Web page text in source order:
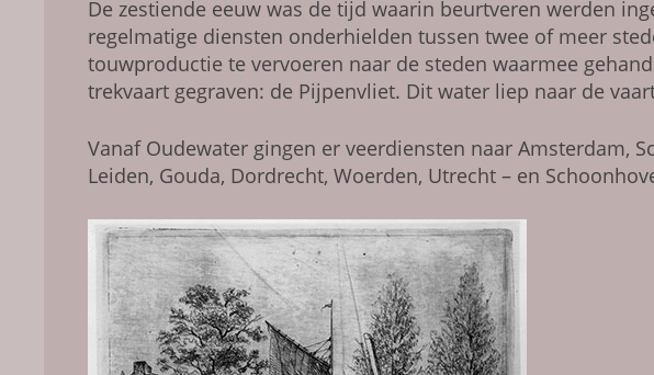
De zestiende eeuw was de tijd waarin beurtveren werden
regelmatige diensten onderhielden tussen twee of meer
touwproductie te vervoeren naar de steden waarmee
trekvaart gegraven: de Pijpenvliet. Dit water liep naar de
Vanaf Oudewater gingen er veerdiensten naar Amsterdam,
Leiden, Gouda, Dordrecht, Woerden, Utrecht – en